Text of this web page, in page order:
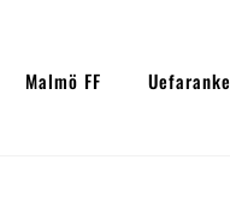
Malmö FF